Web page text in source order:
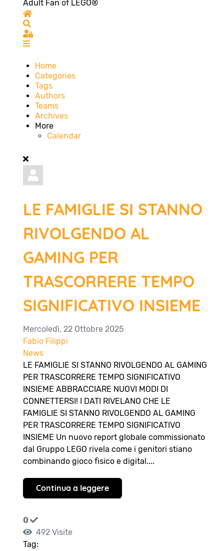
Adult Fan of LEGO®
Home
Sign In
Home
Categories
Tags
Authors
Teams
Archives
More
Calendar
LE FAMIGLIE SI STANNO
RIVOLGENDO AL
GAMING PER
TRASCORRERE TEMPO
SIGNIFICATIVO INSIEME
Mercoledì, 22 Ottobre 2025
Fabio Filippi
News
LE FAMIGLIE SI STANNO RIVOLGENDO AL GAMING
PER TRASCORRERE TEMPO SIGNIFICATIVO
INSIEME ABBRACCIARE NUOVI MODI DI
CONNETTERSI! I DATI RIVELANO CHE LE
FAMIGLIE SI STANNO RIVOLGENDO AL GAMING
PER TRASCORRERE TEMPO SIGNIFICATIVO
INSIEME Un nuovo report globale commissionato
dal Gruppo LEGO rivela come i genitori stiano
combinando gioco fisico e digital....
Continua a leggere
0
492 Visite
Tag: